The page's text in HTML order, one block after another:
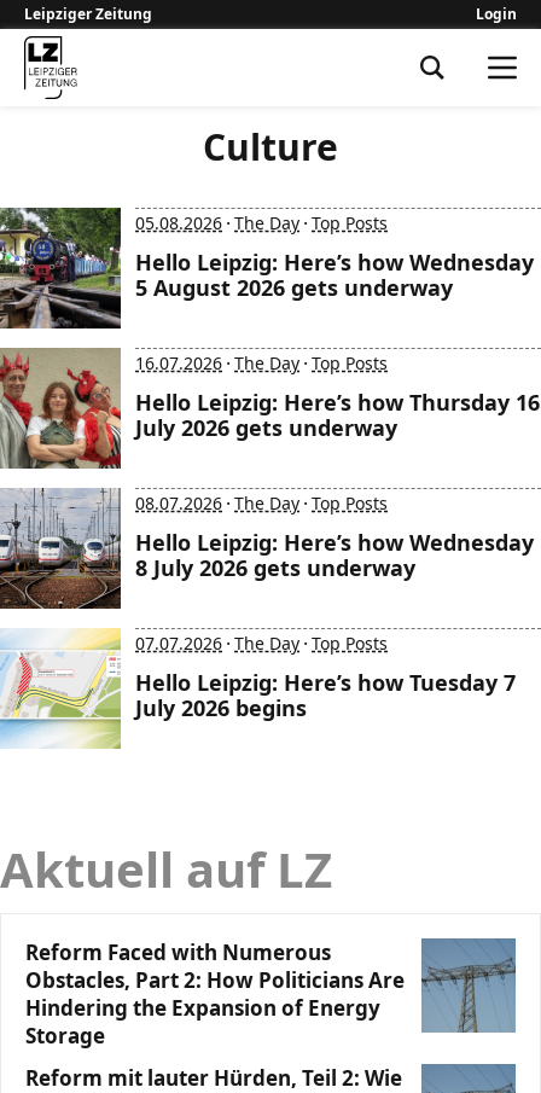
Leipziger Zeitung Login
Culture
05.08.2026 · The Day · Top Posts
Hello Leipzig: Here’s how Wednesday
5 August 2026 gets underway
16.07.2026 · The Day · Top Posts
Hello Leipzig: Here’s how Thursday 16
July 2026 gets underway
08.07.2026 · The Day · Top Posts
Hello Leipzig: Here’s how Wednesday
8 July 2026 gets underway
07.07.2026 · The Day · Top Posts
Hello Leipzig: Here’s how Tuesday 7
July 2026 begins
Aktuell auf LZ
Reform Faced with Numerous
Obstacles, Part 2: How Politicians Are
Hindering the Expansion of Energy
Storage
Reform mit lauter Hürden, Teil 2: Wie